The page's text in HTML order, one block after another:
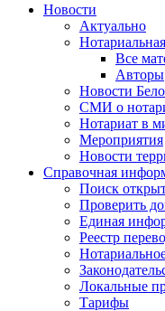
Новости
Актуально
Все
Авторы
Новости
СМИ о
Нотариат в
Мероприятия
Новости
Справочная
Поиск
Проверить
Единая
Реестр
Локальные
Тарифы